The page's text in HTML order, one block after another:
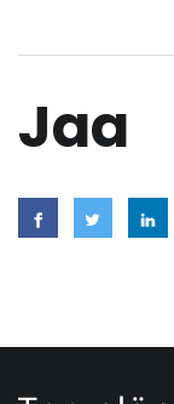
Jaa